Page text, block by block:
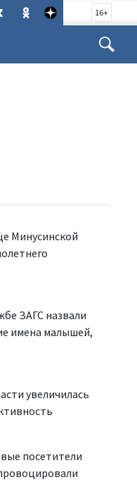
16+
Минусинской
ЗАГС назвали
имена малышей,
увеличилась
посетители